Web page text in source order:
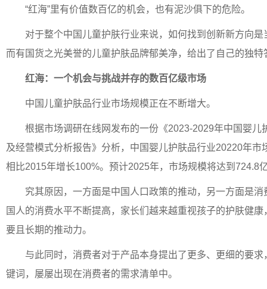
“红海”里有价值数百亿的机会，也有泥沙俱下的危险。
对于整个中国儿童护肤行业来说，如何找到创新新方向
而有国货之光美誉的儿童护肤品牌郁美净，给出了自己的独特
红海： 一个机会与挑战并存的数百亿级市场
中国儿童护肤品行业市场规模正在不断增大。
根据市场调研在线网发布的一份《2023-2029年中国婴儿
及经营模式分析报告》分析，中国婴儿护肤品行业20220年市
相比2015年增长100%。预计2025年，市场规模将达到724.8
究其原因，一方面是中国人口政策的推动，另一方面是
国人的消费水平不断提高，家长们越来越重视孩子的护肤健
要且长期的推动力。
与此同时，消费者对于产品本身提出了更多、更细的要
键词，屡屡出现在消费者的需求清单中。